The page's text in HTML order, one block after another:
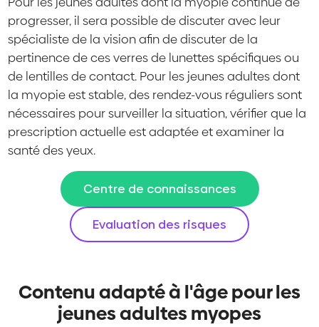
progresser, il sera possible de discuter avec leur
spécialiste de la vision afin de discuter de la
pertinence de ces verres de lunettes spécifiques ou
de lentilles de contact. Pour les jeunes adultes dont
la myopie est stable, des rendez-vous réguliers sont
nécessaires pour surveiller la situation, vérifier que la
prescription actuelle est adaptée et examiner la
santé des yeux.
Centre de connaissances
Evaluation des risques
Contenu adapté à l'âge pour les
jeunes adultes myopes